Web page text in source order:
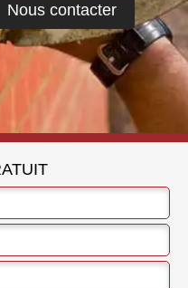
Nous contacter